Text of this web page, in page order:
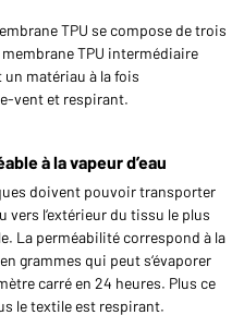
TPU se compose de trois
TPU intermédiaire
un matériau à la fois
vent et respirant.
à la vapeur d’eau
doivent pouvoir transporter
vers l‘extérieur du tissu le plus
La perméabilité correspond à la
grammes qui peut s‘évaporer
carré en 24 heures. Plus ce
le textile est respirant.